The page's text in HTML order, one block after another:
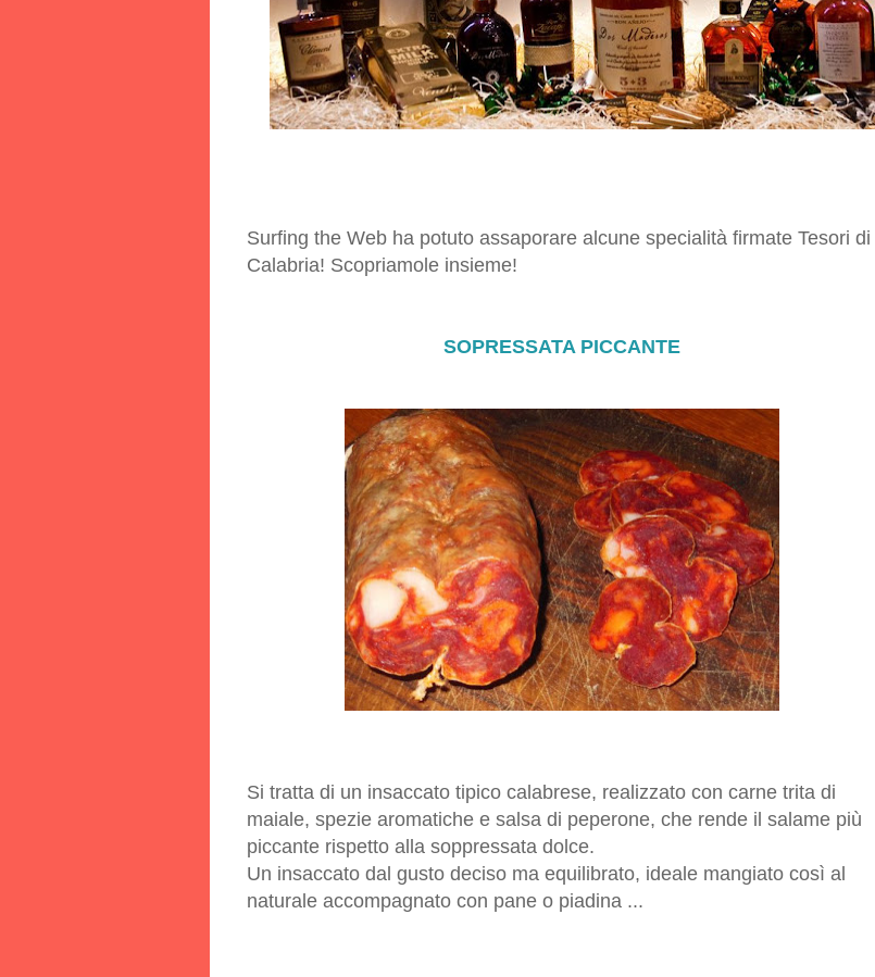
Surfing the Web ha potuto assaporare alcune specialità firmate Tesori di
Calabria! Scopriamole insieme!
SOPRESSATA PICCANTE
Si tratta di un insaccato tipico calabrese, realizzato con carne trita di
maiale, spezie aromatiche e salsa di peperone, che rende il salame più
piccante rispetto alla soppressata dolce.
Un insaccato dal gusto deciso ma equilibrato, ideale mangiato così al
naturale accompagnato con pane o piadina ...